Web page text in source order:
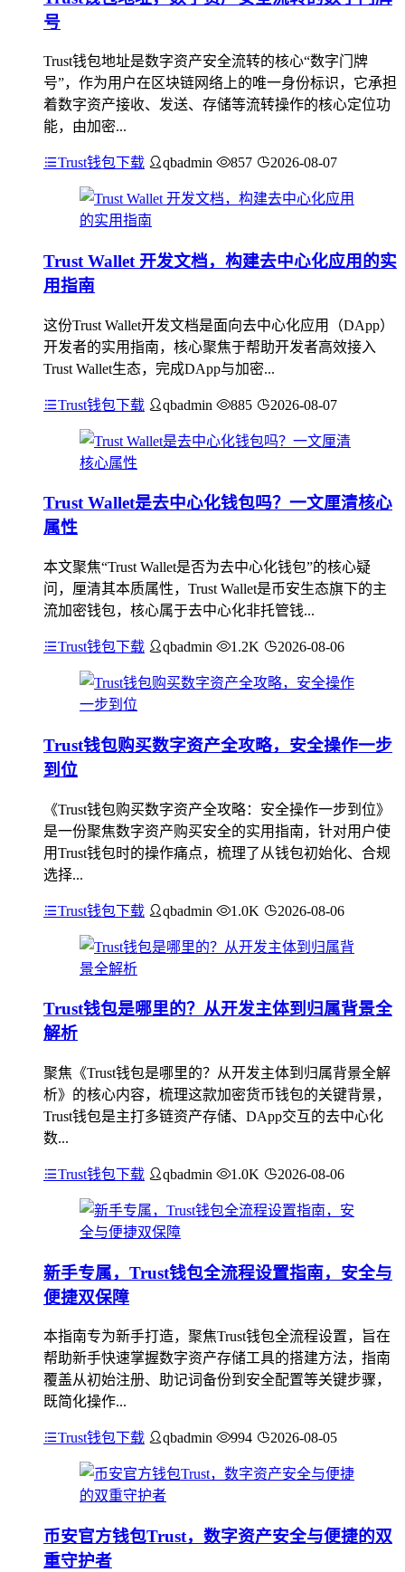
号
Trust钱包地址是数字资产安全流转的核心“数字门牌
号”，作为用户在区块链网络上的唯一身份标识，它承担
着数字资产接收、发送、存储等流转操作的核心定位功
能，由加密...
Trust钱包下载 qbadmin 857 2026-08-07
Trust Wallet 开发文档，构建去中心化应用的实
用指南
这份Trust Wallet开发文档是面向去中心化应用（DApp）
开发者的实用指南，核心聚焦于帮助开发者高效接入
Trust Wallet生态，完成DApp与加密...
Trust钱包下载 qbadmin 885 2026-08-07
Trust Wallet是去中心化钱包吗？一文厘清核心
属性
本文聚焦“Trust Wallet是否为去中心化钱包”的核心疑
问，厘清其本质属性，Trust Wallet是币安生态旗下的主
流加密钱包，核心属于去中心化非托管钱...
Trust钱包下载 qbadmin 1.2K 2026-08-06
Trust钱包购买数字资产全攻略，安全操作一步
到位
《Trust钱包购买数字资产全攻略：安全操作一步到位》
是一份聚焦数字资产购买安全的实用指南，针对用户使
用Trust钱包时的操作痛点，梳理了从钱包初始化、合规
选择...
Trust钱包下载 qbadmin 1.0K 2026-08-06
Trust钱包是哪里的？从开发主体到归属背景全
解析
聚焦《Trust钱包是哪里的？从开发主体到归属背景全解
析》的核心内容，梳理这款加密货币钱包的关键背景，
Trust钱包是主打多链资产存储、DApp交互的去中心化
数...
Trust钱包下载 qbadmin 1.0K 2026-08-06
新手专属，Trust钱包全流程设置指南，安全与
便捷双保障
本指南专为新手打造，聚焦Trust钱包全流程设置，旨在
帮助新手快速掌握数字资产存储工具的搭建方法，指南
覆盖从初始注册、助记词备份到安全配置等关键步骤，
既简化操作...
Trust钱包下载 qbadmin 994 2026-08-05
币安官方钱包Trust，数字资产安全与便捷的双
重守护者